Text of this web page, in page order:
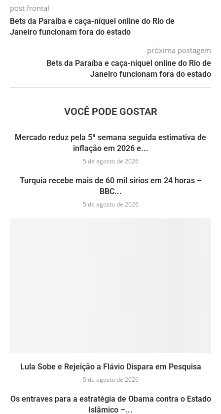
post frontal
Bets da Paraíba e caça-níquel online do Rio de
Janeiro funcionam fora do estado
próxima postagem
Bets da Paraíba e caça-níquel online do Rio de
Janeiro funcionam fora do estado
VOCÊ PODE GOSTAR
Mercado reduz pela 5ª semana seguida estimativa de
inflação em 2026 e...
5 de agosto de 2026
Turquia recebe mais de 60 mil sírios em 24 horas –
BBC...
5 de agosto de 2026
Lula Sobe e Rejeição a Flávio Dispara em Pesquisa
5 de agosto de 2026
Os entraves para a estratégia de Obama contra o Estado
Islâmico –...